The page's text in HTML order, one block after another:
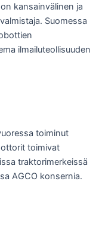
kansainvälinen ja
Suomessa
ilmailuteollisuuden
toiminut
toimivat
traktorimerkeissä
AGCO konsernia.